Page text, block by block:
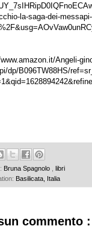
la-saga-dei-messapi-
Angeli-
dp/B096TW88HS/
Bruna Spagnolo
libri
Basilicata, Italia
commento :